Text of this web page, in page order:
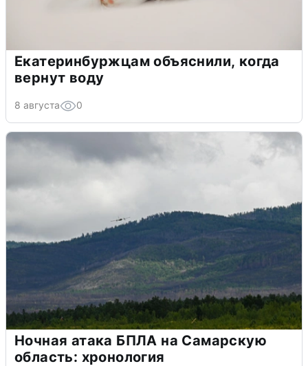
Екатеринбуржцам объяснили, когда
вернут воду
8 августа 0
Ночная атака БПЛА на Самарскую
область: хронология